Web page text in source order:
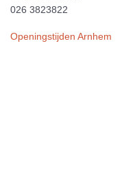
026 3823822
Openingstijden Arnhem